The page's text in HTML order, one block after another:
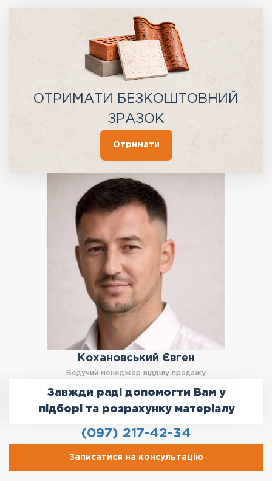
ОТРИМАТИ БЕЗКОШТОВНИЙ
ЗРАЗОК
Отримати
Кохановський Євген
Ведучий менеджер відділу продажу
Завжди раді допомогти Вам у
підборі та розрахунку матеріалу
(097) 217-42-34
Записатися на консультацію